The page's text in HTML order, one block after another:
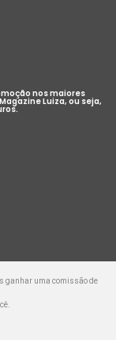
nos maiores
Luiza, ou seja,
ganhar uma comissão de